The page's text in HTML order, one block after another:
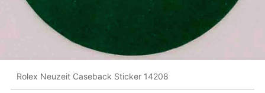
Rolex Neuzeit Caseback Sticker 14208